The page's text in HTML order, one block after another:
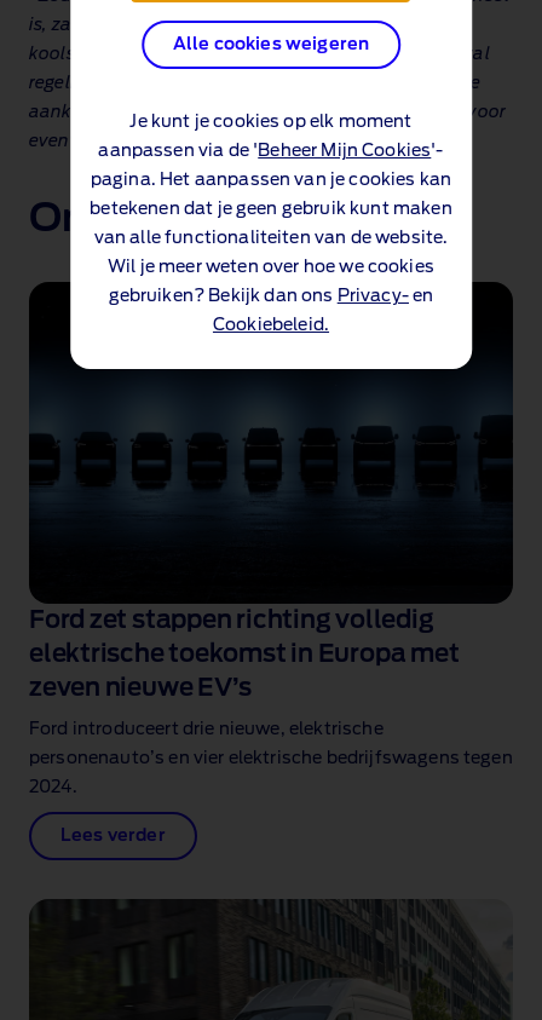
Alle cookies weigeren
Je kunt je cookies op elk moment
aanpassen via de ' Beheer Mijn Cookies'-
pagina. Het aanpassen van je cookies kan
betekenen dat je geen gebruik kunt maken
van alle functionaliteiten van de website.
Wil je meer weten over hoe we cookies
gebruiken? Bekijk dan ons Privacy-en
Cookiebeleid.
is, zal het onafhankelijk worden gecertificeerd als
koolstofneutraal. Deze onafhankelijke certificering zal
regelmatig worden gecontroleerd en verzoend met de
aankoop van hoogwaardige koolstofcompensaties voor
eventuele resterende emissies.
Ontdek Ford
Ford zet stappen richting volledig
elektrische toekomst in Europa met
zeven nieuwe EV’s
Ford introduceert drie nieuwe, elektrische
personenauto’s en vier elektrische bedrijfswagens tegen
2024.
Lees verder